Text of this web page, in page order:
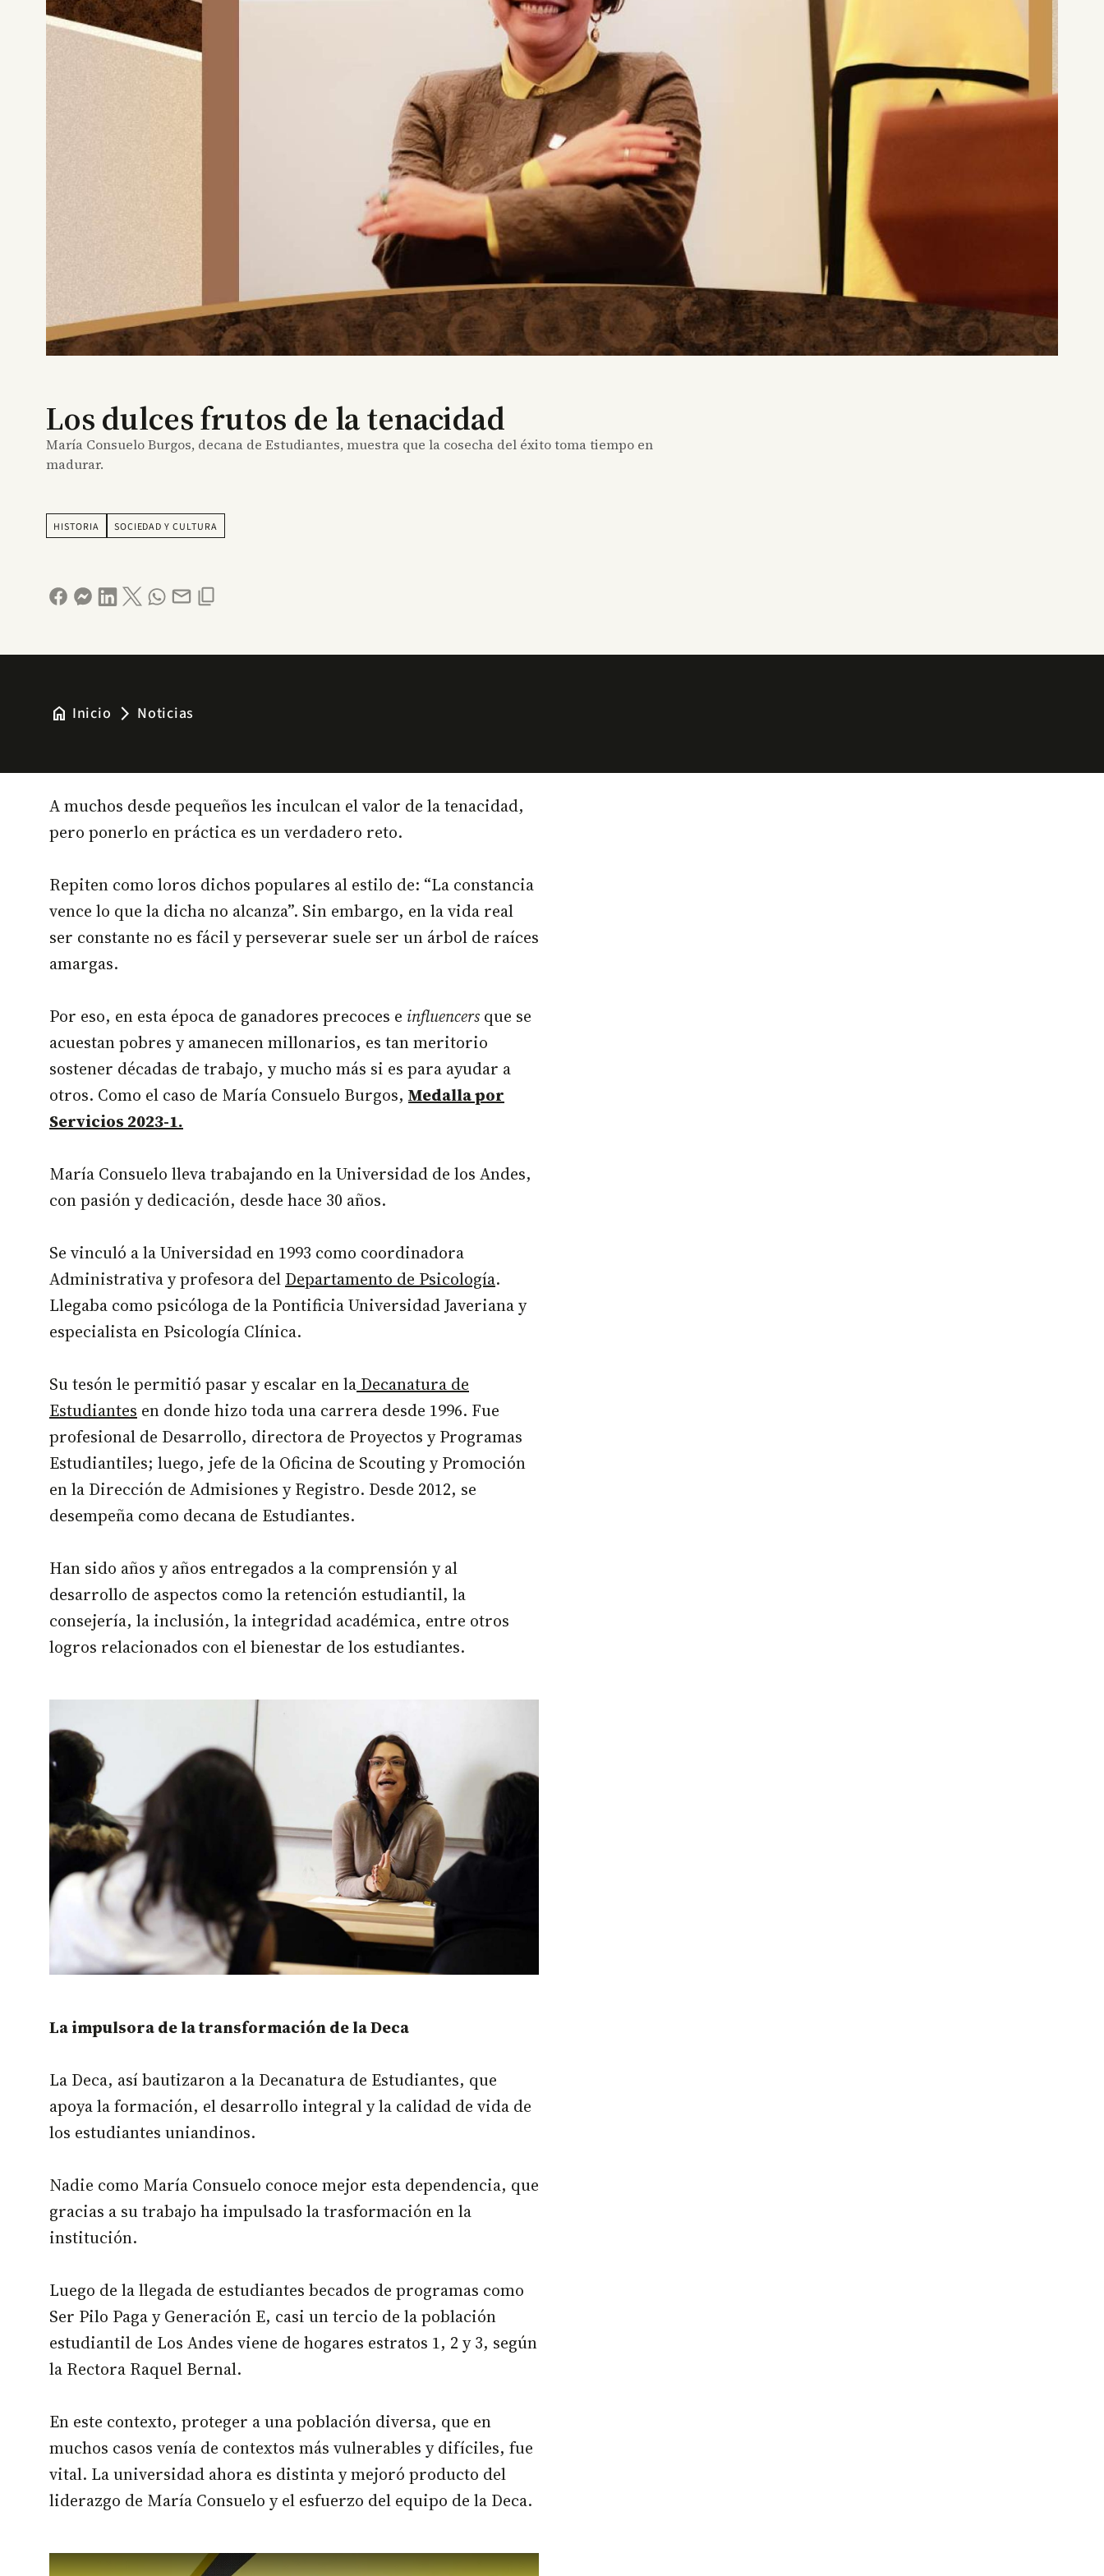
Los dulces frutos de la tenacidad
María Consuelo Burgos, decana de Estudiantes, muestra que la cosecha del éxito toma tiempo en
madurar.
HISTORIA SOCIEDAD Y CULTURA
home Inicio arrow_forward_ios Noticias
A muchos desde pequeños les inculcan el valor de la tenacidad,
pero ponerlo en práctica es un verdadero reto.
Repiten como loros dichos populares al estilo de: “La constancia
vence lo que la dicha no alcanza”. Sin embargo, en la vida real
ser constante no es fácil y perseverar suele ser un árbol de raíces
amargas.
Por eso, en esta época de ganadores precoces e influencersque se
acuestan pobres y amanecen millonarios, es tan meritorio
sostener décadas de trabajo, y mucho más si es para ayudar a
otros. Como el caso de María Consuelo Burgos, Medalla por
Servicios 2023-1.
María Consuelo lleva trabajando en la Universidad de los Andes,
con pasión y dedicación, desde hace 30 años.
Se vinculó a la Universidad en 1993 como coordinadora
Administrativa y profesora del Departamento de Psicología.
Llegaba como psicóloga de la Pontificia Universidad Javeriana y
especialista en Psicología Clínica.
Su tesón le permitió pasar y escalar en la Decanatura de
Estudiantes en donde hizo toda una carrera desde 1996. Fue
profesional de Desarrollo, directora de Proyectos y Programas
Estudiantiles; luego, jefe de la Oficina de Scouting y Promoción
en la Dirección de Admisiones y Registro. Desde 2012, se
desempeña como decana de Estudiantes.
Han sido años y años entregados a la comprensión y al
desarrollo de aspectos como la retención estudiantil, la
consejería, la inclusión, la integridad académica, entre otros
logros relacionados con el bienestar de los estudiantes.
La impulsora de la transformación de la Deca
La Deca, así bautizaron a la Decanatura de Estudiantes, que
apoya la formación, el desarrollo integral y la calidad de vida de
los estudiantes uniandinos.
Nadie como María Consuelo conoce mejor esta dependencia, que
gracias a su trabajo ha impulsado la trasformación en la
institución.
Luego de la llegada de estudiantes becados de programas como
Ser Pilo Paga y Generación E, casi un tercio de la población
estudiantil de Los Andes viene de hogares estratos 1, 2 y 3, según
la Rectora Raquel Bernal.
En este contexto, proteger a una población diversa, que en
muchos casos venía de contextos más vulnerables y difíciles, fue
vital. La universidad ahora es distinta y mejoró producto del
liderazgo de María Consuelo y el esfuerzo del equipo de la Deca.
Remote video URL